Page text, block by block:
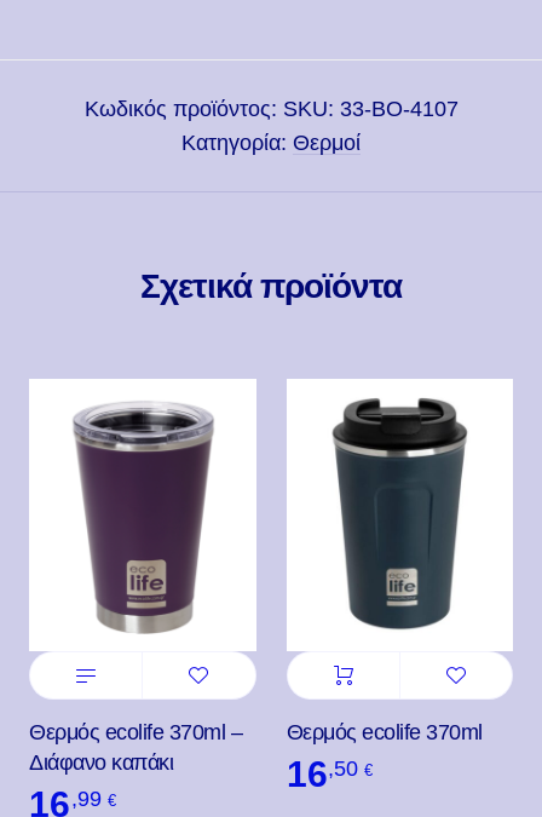
Κωδικός προϊόντος: SKU: 33-BO-4107
Κατηγορία: Θερμοί
Σχετικά προϊόντα
Θερμός ecolife 370ml –
Διάφανο καπάκι
16,99 €
Θερμός ecolife 370ml
16,50€